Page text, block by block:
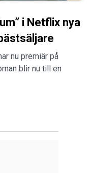
i Netflix nya
nu premiär på
blir nu till en